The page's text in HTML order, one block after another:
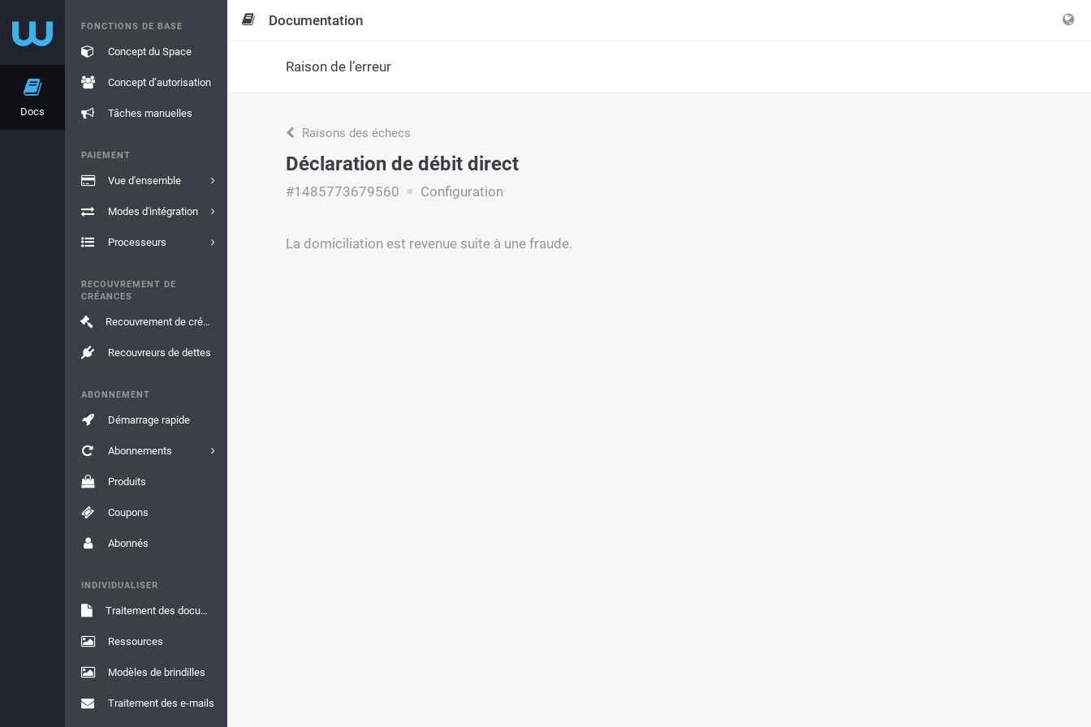
Docs
FONCTIONS DE BASE
Concept du Space
Concept d’autorisation
Tâches manuelles
PAIEMENT
Vue d'ensemble
Modes d'intégration
Processeurs
RECOUVREMENT DE
CRÉANCES
Recouvrement de créances
Recouvreurs de dettes
ABONNEMENT
Démarrage rapide
Abonnements
Produits
Coupons
Abonnés
INDIVIDUALISER
Traitement des documents
Ressources
Modèles de brindilles
Traitement des e-mails
Documentation
Raison de l’erreur
Raisons des échecs
Déclaration de débit direct
#1485773679560 Configuration
La domiciliation est revenue suite à une fraude.